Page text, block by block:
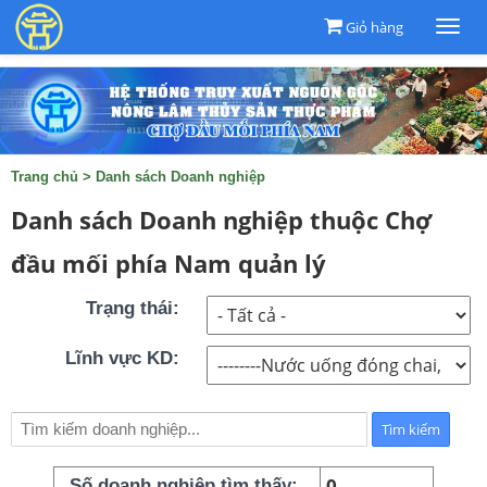
Giỏ hàng
Trang chủ > Danh sách Doanh nghiệp
Danh sách Doanh nghiệp thuộc Chợ
đầu mối phía Nam quản lý
Trạng thái:
Lĩnh vực KD: